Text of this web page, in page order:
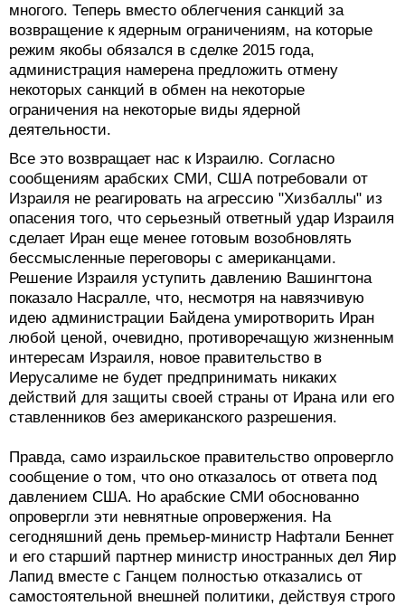
многого. Теперь вместо облегчения санкций за
возвращение к ядерным ограничениям, на которые
режим якобы обязался в сделке 2015 года,
администрация намерена предложить отмену
некоторых санкций в обмен на некоторые
ограничения на некоторые виды ядерной
деятельности.
Все это возвращает нас к Израилю. Согласно
сообщениям арабских СМИ, США потребовали от
Израиля не реагировать на агрессию "Хизбаллы" из
опасения того, что серьезный ответный удар Израиля
сделает Иран еще менее готовым возобновлять
бессмысленные переговоры с американцами.
Решение Израиля уступить давлению Вашингтона
показало Насралле, что, несмотря на навязчивую
идею администрации Байдена умиротворить Иран
любой ценой, очевидно, противоречащую жизненным
интересам Израиля, новое правительство в
Иерусалиме не будет предпринимать никаких
действий для защиты своей страны от Ирана или его
ставленников без американского разрешения.
Правда, само израильское правительство опровергло
сообщение о том, что оно отказалось от ответа под
давлением США. Но арабские СМИ обоснованно
опровергли эти невнятные опровержения. На
сегодняшний день премьер-министр Нафтали Беннет
и его старший партнер министр иностранных дел Яир
Лапид вместе с Ганцем полностью отказались от
самостоятельной внешней политики, действуя строго